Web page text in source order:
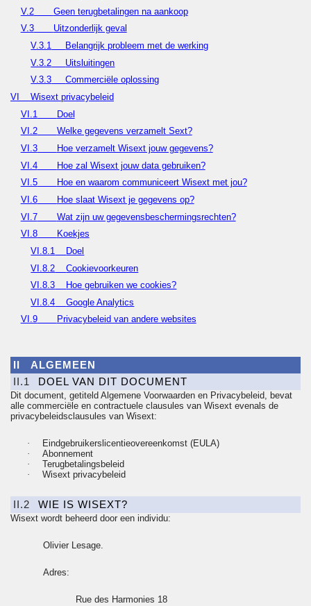
V.2
Geen terugbetalingen na aankoop
V.3
Uitzonderlijk geval
V.3.1
Belangrijk probleem met de werking
V.3.2
Uitsluitingen
V.3.3
Commerciële oplossing
VI
Wisext privacybeleid
VI.1
Doel
VI.2
Welke gegevens verzamelt Sext?
VI.3
Hoe verzamelt Wisext jouw gegevens?
VI.4
Hoe zal Wisext jouw data gebruiken?
VI.5
Hoe en waarom communiceert Wisext met jou?
VI.6
Hoe slaat Wisext je gegevens op?
VI.7
Wat zijn uw gegevensbeschermingsrechten?
VI.8
Koekjes
VI.8.1
Doel
VI.8.2
Cookievoorkeuren
VI.8.3
Hoe gebruiken we cookies?
VI.8.4
Google Analytics
VI.9
Privacybeleid van andere websites
ALGEMEEN
II.1
DOEL VAN DIT DOCUMENT
Dit document, getiteld Algemene Voorwaarden en Privacybeleid, bevat
alle commerciële en contractuele clausules van Wisext evenals de
privacybeleidsclausules van Wisext:
· Eindgebruikerslicentieovereenkomst (EULA)
·
Abonnement
·
Terugbetalingsbeleid
·
Wisext privacybeleid
II.2 WIE IS WISEXT?
Wisext wordt beheerd door een individu:
Olivier Lesage.
Adres:
Rue des Harmonies 18